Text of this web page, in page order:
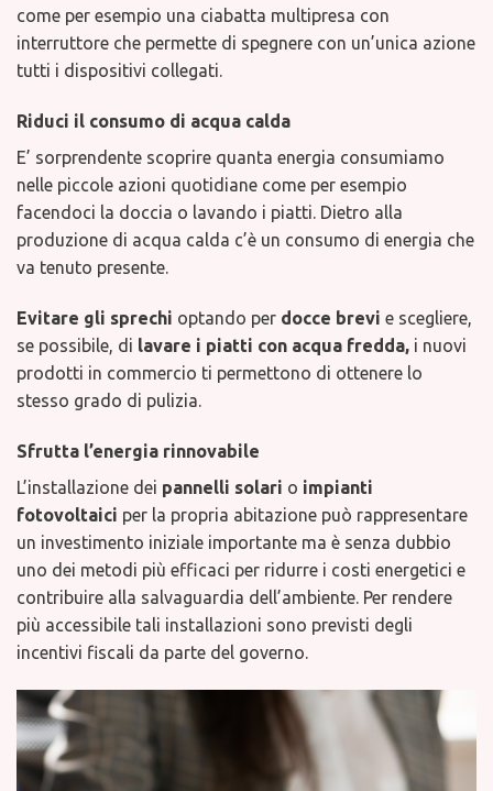
come per esempio una ciabatta multipresa con
interruttore che permette di spegnere con un’unica azione
tutti i dispositivi collegati.
Riduci il consumo di acqua calda
E’ sorprendente scoprire quanta energia consumiamo
nelle piccole azioni quotidiane come per esempio
facendoci la doccia o lavando i piatti. Dietro alla
produzione di acqua calda c’è un consumo di energia che
va tenuto presente.
Evitare gli sprechi optando per docce brevi e scegliere,
se possibile, di lavare i piatti con acqua fredda, i nuovi
prodotti in commercio ti permettono di ottenere lo
stesso grado di pulizia.
Sfrutta l’energia rinnovabile
L’installazione dei pannelli solari o impianti
fotovoltaici per la propria abitazione può rappresentare
un investimento iniziale importante ma è senza dubbio
uno dei metodi più efficaci per ridurre i costi energetici e
contribuire alla salvaguardia dell’ambiente. Per rendere
più accessibile tali installazioni sono previsti degli
incentivi fiscali da parte del governo.